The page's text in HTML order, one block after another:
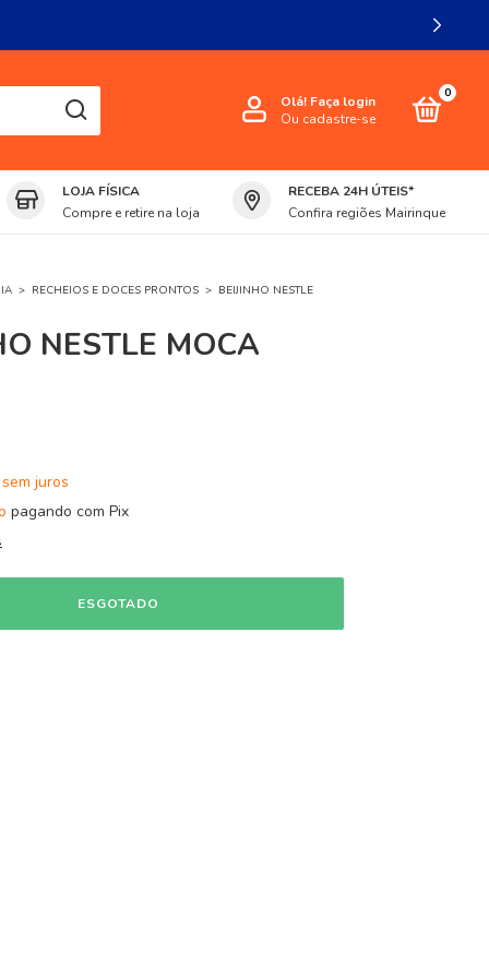
Olá! Faça login
Ou cadastre-se
0
LOJA FÍSICA
Compre e retire na loja
RECEBA 24H ÚTEIS*
Confira regiões Mairinque
> RECHEIOS E DOCES PRONTOS > BEIJINHO NESTLE
NESTLE MOCA
sem juros
pagando com Pix